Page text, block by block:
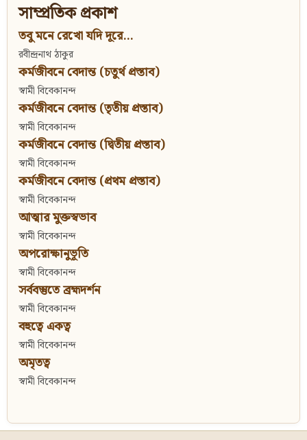
সাম্প্রতিক প্রকাশ
তবু মনে রেখো যদি দূরে...
রবীন্দ্রনাথ ঠাকুর
কর্মজীবনে বেদান্ত (চতুর্থ প্রস্তাব)
স্বামী বিবেকানন্দ
কর্মজীবনে বেদান্ত (তৃতীয় প্রস্তাব)
স্বামী বিবেকানন্দ
কর্মজীবনে বেদান্ত (দ্বিতীয় প্রস্তাব)
স্বামী বিবেকানন্দ
কর্মজীবনে বেদান্ত (প্রথম প্রস্তাব)
স্বামী বিবেকানন্দ
আত্মার মুক্তস্বভাব
স্বামী বিবেকানন্দ
অপরোক্ষানুভূতি
স্বামী বিবেকানন্দ
সর্ববস্তুতে ব্রহ্মদর্শন
স্বামী বিবেকানন্দ
বহুত্বে একত্ব
স্বামী বিবেকানন্দ
অমৃতত্ব
স্বামী বিবেকানন্দ